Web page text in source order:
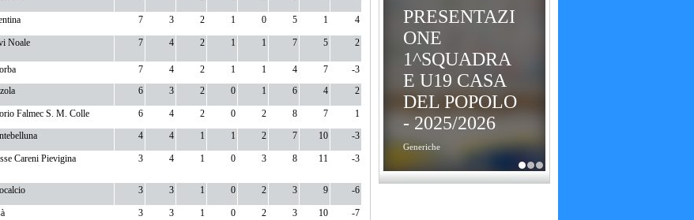
7 3 2 1 0 5 1 4
Noale 7 4 2 1 1 7 5 2
7 4 2 1 1 4 7
-3
6 3 2 0 1 6 4 2
Falmec S. M. Colle 6 4 2 0 2 8 7
1
4 4 1 1 2 7 10 -3
Careni Pievigina 3 4 1 0 3 8 11 -3
3 3 1 0 2 3 9 -6
3 3 1 0 2 3 10 -7
PRESENTAZI
ONE
1^SQUADRA
E U19 CASA
DEL POPOLO
- 2025/2026
Generiche